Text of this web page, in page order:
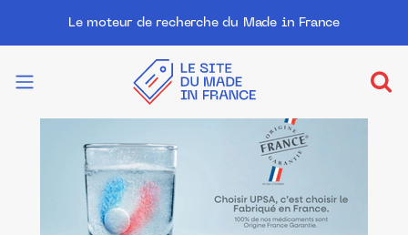
Le moteur de recherche du Made in France